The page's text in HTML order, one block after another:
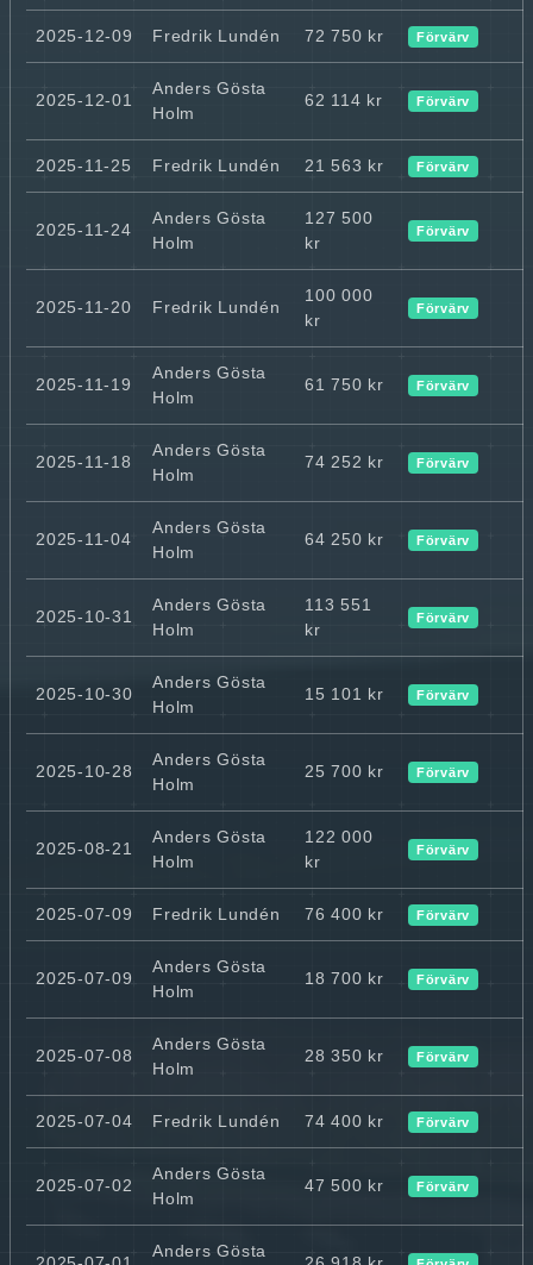
2025-12-09 Fredrik Lundén 72 750 kr Förvärv
2025-12-01
Anders Gösta
Holm
62 114 kr Förvärv
2025-11-25 Fredrik Lundén 21 563 kr Förvärv
2025-11-24
Anders Gösta
Holm
127 500
kr
Förvärv
2025-11-20 Fredrik Lundén
100 000
kr
Förvärv
2025-11-19
Anders Gösta
Holm
61 750 kr Förvärv
2025-11-18
Anders Gösta
Holm
74 252 kr Förvärv
2025-11-04
Anders Gösta
Holm
64 250 kr Förvärv
2025-10-31
Anders Gösta
Holm
113 551
kr
Förvärv
2025-10-30
Anders Gösta
Holm
15 101 kr Förvärv
2025-10-28
Anders Gösta
Holm
25 700 kr Förvärv
2025-08-21
Anders Gösta
Holm
122 000
kr
Förvärv
2025-07-09 Fredrik Lundén 76 400 kr Förvärv
2025-07-09
Anders Gösta
Holm
18 700 kr Förvärv
2025-07-08
Anders Gösta
Holm
28 350 kr Förvärv
2025-07-04 Fredrik Lundén 74 400 kr Förvärv
2025-07-02
Anders Gösta
Holm
47 500 kr Förvärv
Anders Gösta